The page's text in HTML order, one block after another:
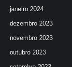
janeiro 2024
dezembro 2023
novembro 2023
outubro 2023